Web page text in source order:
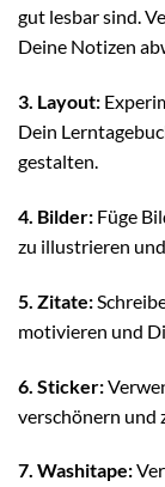
gut lesbar sind.
Deine Notizen
3. Layout:
Dein
gestalten.
4. Bilder: Füge
zu illustrieren
5. Zitate:
motivieren und
6. Sticker:
verschönern und
7. Washitape: